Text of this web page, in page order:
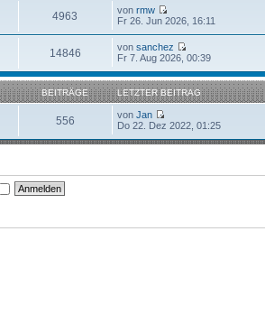
4963 vonrmw
Fr 26. Jun 2026, 16:11
14846 vonsanchez
Fr 7. Aug 2026, 00:39
BEITRÄGE LETZTER BEITRAG
556 vonJan
Do 22. Dez 2022, 01:25